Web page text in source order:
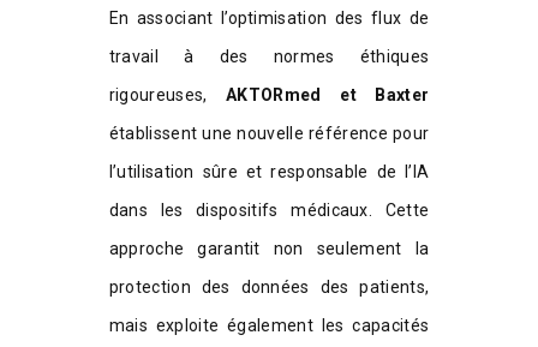
En associant l’optimisation des flux de
travail à des normes éthiques
rigoureuses,AKTORmed et Baxter
établissent une nouvelle référence pour
l’utilisation sûre et responsable de l’IA
dans les dispositifs médicaux. Cette
approche garantit non seulement la
protection des données des patients,
mais exploite également les capacités